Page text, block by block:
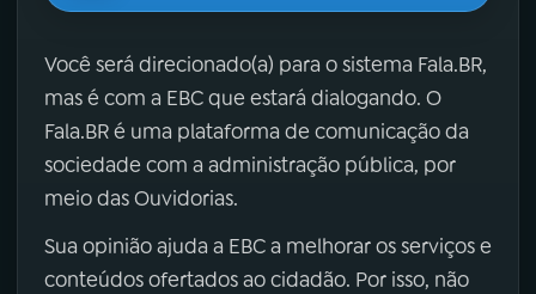
Você será direcionado(a) para o sistema Fala.BR,
mas é com a EBC que estará dialogando. O
Fala.BR é uma plataforma de comunicação da
sociedade com a administração pública, por
meio das Ouvidorias.
Sua opinião ajuda a EBC a melhorar os serviços e
conteúdos ofertados ao cidadão. Por isso, não